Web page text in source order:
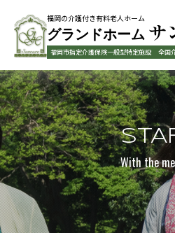
福岡の介護付き有料老人ホーム
グランドホーム サ
福岡市指定介護保険一般型特定施設 全国
With the